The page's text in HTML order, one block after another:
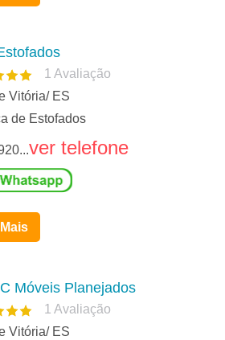
1 Avaliação
Vitória/ ES
de Estofados
ver telefone
Móveis Planejados
1 Avaliação
Vitória/ ES